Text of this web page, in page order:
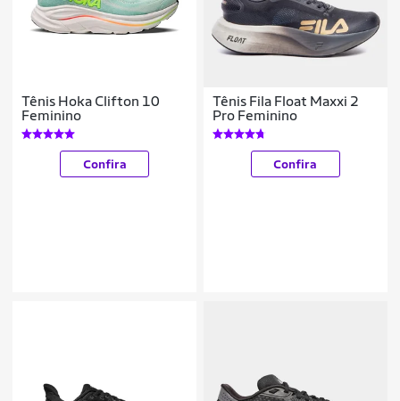
Tênis Hoka Clifton 10
Feminino
Confira
Tênis Fila Float Maxxi 2
Pro Feminino
Confira